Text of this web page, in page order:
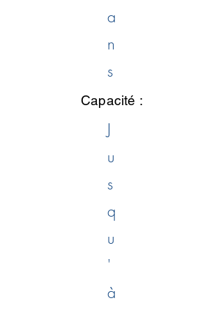
a
n
s
Capacité :
J
u
s
q
u
'
à